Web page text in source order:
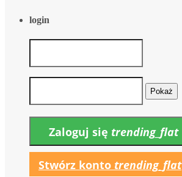
login
Pokaż
Zaloguj się trending_flat
Stwórz konto trending_flat